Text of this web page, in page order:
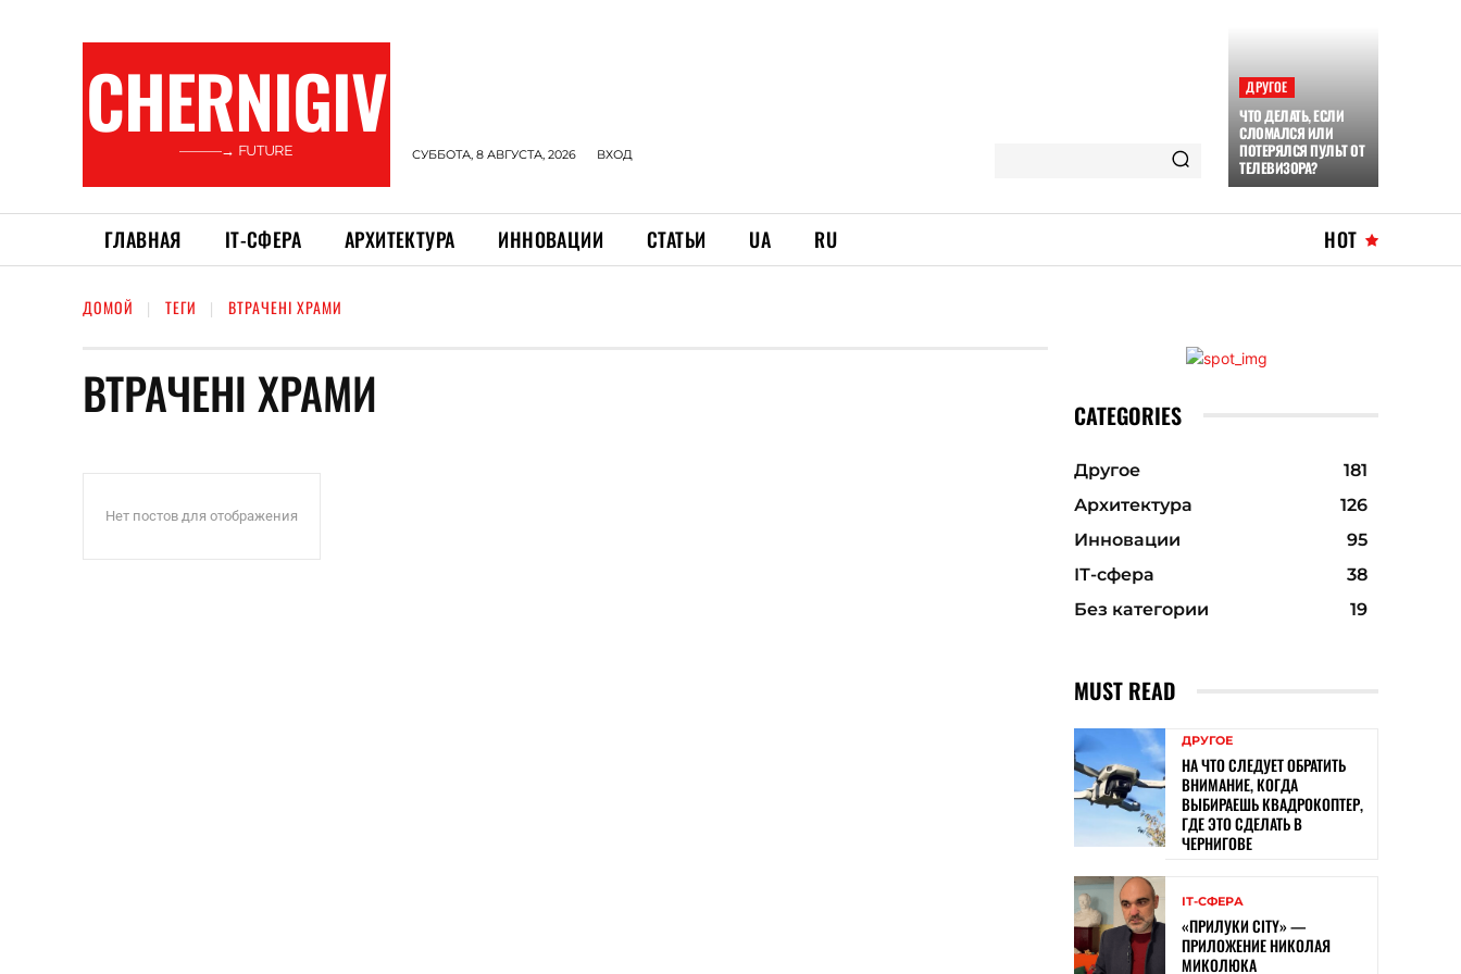
CHERNIGIV
———→ FUTURE СУББОТА, 8 АВГУСТА, 2026 ВХОД
ДРУГОЕ
ЧТО ДЕЛАТЬ, ЕСЛИ
СЛОМАЛСЯ ИЛИ
ПОТЕРЯЛСЯ ПУЛЬТ ОТ
ТЕЛЕВИЗОРА?
ГЛАВНАЯ ІТ-СФЕРА АРХИТЕКТУРА ИННОВАЦИИ СТАТЬИ UA RU HOT
ДОМОЙ ТЕГИ ВТРАЧЕНІ ХРАМИ
ВТРАЧЕНІ ХРАМИ
Нет постов для отображения
CATEGORIES
Другое
181
Архитектура
126
Инновации
95
ІТ-сфера
38
Без категории
19
MUST READ
ДРУГОЕ
НА ЧТО СЛЕДУЕТ ОБРАТИТЬ
ВНИМАНИЕ, КОГДА
ВЫБИРАЕШЬ КВАДРОКОПТЕР,
ГДЕ ЭТО СДЕЛАТЬ В
ЧЕРНИГОВЕ
ІТ-СФЕРА
«ПРИЛУКИ CITY» —
ПРИЛОЖЕНИЕ НИКОЛАЯ
МИКОЛЮКА